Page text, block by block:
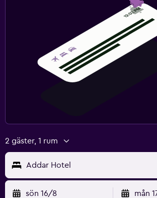
2 gäster, 1 rum
Addar Hotel
sön 16/8 mån